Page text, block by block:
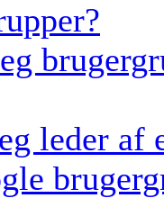
leder af